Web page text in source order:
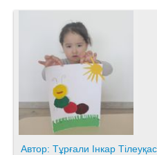
Автор: Тұрғали Інкар